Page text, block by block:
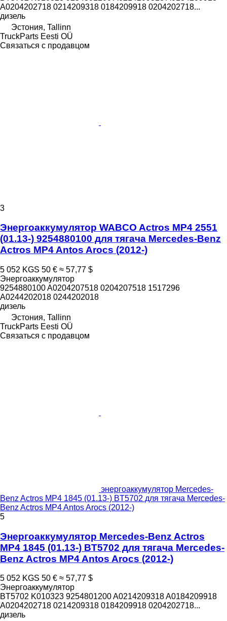
A0204202718 0214209318 0184209918 0204202718...
дизель
Эстония, Tallinn
TruckParts Eesti OÜ
Связаться с продавцом
3
Энергоаккумулятор WABCO Actros MP4 2551
(01.13-) 9254880100 для тягача Mercedes-Benz
Actros MP4 Antos Arocs (2012-)
5 052 KGS 50 € ≈ 57,77 $
Энергоаккумулятор
9254880100 A0204207518 0204207518 1517296
A0244202018 0244202018
дизель
Эстония, Tallinn
TruckParts Eesti OÜ
Связаться с продавцом
энергоаккумулятор Mercedes-
Benz Actros MP4 1845 (01.13-) BT5702 для тягача Mercedes-
Benz Actros MP4 Antos Arocs (2012-)
5
Энергоаккумулятор Mercedes-Benz Actros
MP4 1845 (01.13-) BT5702 для тягача Mercedes-
Benz Actros MP4 Antos Arocs (2012-)
5 052 KGS 50 € ≈ 57,77 $
Энергоаккумулятор
BT5702 K010323 9254801200 A0214209318 A0184209918
A0204202718 0214209318 0184209918 0204202718...
дизель